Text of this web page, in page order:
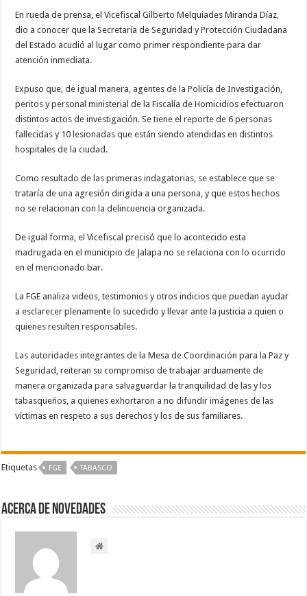
En rueda de prensa, el Vicefiscal Gilberto Melquiades Miranda Díaz,
dio a conocer que la Secretaría de Seguridad y Protección Ciudadana
del Estado acudió al lugar como primer respondiente para dar
atención inmediata.
Expuso que, de igual manera, agentes de la Policía de Investigación,
peritos y personal ministerial de la Fiscalía de Homicidios efectuaron
distintos actos de investigación. Se tiene el reporte de 6 personas
fallecidas y 10 lesionadas que están siendo atendidas en distintos
hospitales de la ciudad.
Como resultado de las primeras indagatorias, se establece que se
trataría de una agresión dirigida a una persona, y que estos hechos
no se relacionan con la delincuencia organizada.
De igual forma, el Vicefiscal precisó que lo acontecido esta
madrugada en el municipio de Jalapa no se relaciona con lo ocurrido
en el mencionado bar.
La FGE analiza videos, testimonios y otros indicios que puedan ayudar
a esclarecer plenamente lo sucedido y llevar ante la justicia a quien o
quienes resulten responsables.
Las autoridades integrantes de la Mesa de Coordinación para la Paz y
Seguridad, reiteran su compromiso de trabajar arduamente de
manera organizada para salvaguardar la tranquilidad de las y los
tabasqueños, a quienes exhortaron a no difundir imágenes de las
víctimas en respeto a sus derechos y los de sus familiares.
Etiquetas FGE TABASCO
Acerca de NOVEDADES